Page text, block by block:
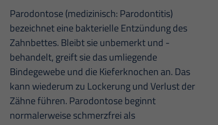
Parodontose (medizinisch: Parodontitis)
bezeichnet eine bakterielle Entzündung des
Zahnbettes. Bleibt sie unbemerkt und -
behandelt, greift sie das umliegende
Bindegewebe und die Kieferknochen an. Das
kann wiederum zu Lockerung und Verlust der
Zähne führen. Parodontose beginnt
normalerweise schmerzfrei als